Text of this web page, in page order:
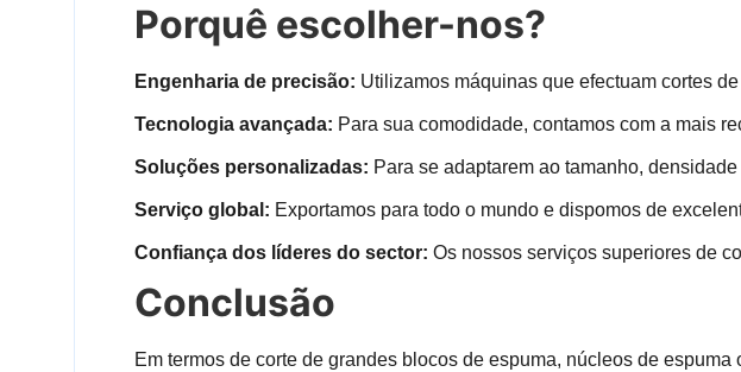
Porquê escolher-nos?
Engenharia de precisão: Utilizamos máquinas que efectuam cortes
Tecnologia avançada: Para sua comodidade, contamos com a mais
Soluções personalizadas: Para se adaptarem ao tamanho,
Serviço global: Exportamos para todo o mundo e dispomos de
Confiança dos líderes do sector: Os nossos serviços superiores de
Conclusão
Em termos de corte de grandes blocos de espuma, núcleos de